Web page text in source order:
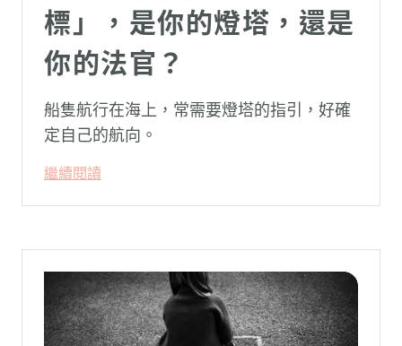
標」，是你的燈塔，還是
你的法官？
船隻航行在海上，常需要燈塔的指引，好確
定自己的航向。
繼續閱讀